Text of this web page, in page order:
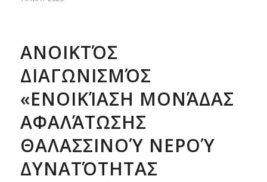
ΑΝΟΙΚΤΌΣ
ΔΙΑΓΩΝΙΣΜΌΣ
«ΕΝΟΙΚΊΑΣΗ ΜΟΝΆΔΑΣ
ΑΦΑΛΆΤΩΣΗΣ
ΘΑΛΑΣΣΙΝΟΎ ΝΕΡΟΎ
ΔΥΝΑΤΌΤΗΤΑΣ